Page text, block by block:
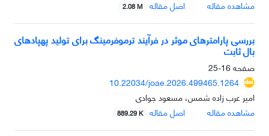
مشاهده مقاله
اصل مقاله 2.08 M
بررسی پارامترهای موثر در فرآیند ترموفرمینگ برای تولید پهپادهای
بال ثابت
صفحه16-25
10.22034/joae.2026.499465.1264
امیر عرب زاده شمس، مسعود جوادی
مشاهده مقاله
اصل مقاله 889.29 K